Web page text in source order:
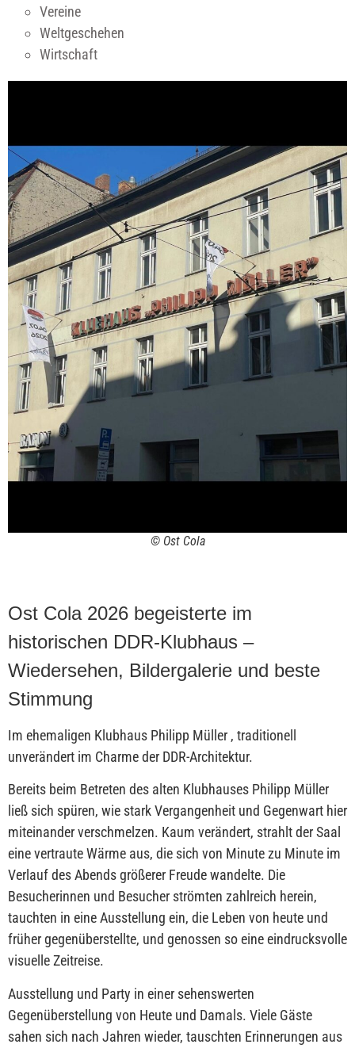
Vereine
Weltgeschehen
Wirtschaft
© Ost Cola
Ost Cola 2026 begeisterte im
historischen DDR-Klubhaus –
Wiedersehen, Bildergalerie und beste
Stimmung
Im ehemaligen Klubhaus Philipp Müller , traditionell
unverändert im Charme der DDR-Architektur.
Bereits beim Betreten des alten Klubhauses Philipp Müller
ließ sich spüren, wie stark Vergangenheit und Gegenwart hier
miteinander verschmelzen. Kaum verändert, strahlt der Saal
eine vertraute Wärme aus, die sich von Minute zu Minute im
Verlauf des Abends größerer Freude wandelte. Die
Besucherinnen und Besucher strömten zahlreich herein,
tauchten in eine Ausstellung ein, die Leben von heute und
früher gegenüberstellte, und genossen so eine eindrucksvolle
visuelle Zeitreise.
Ausstellung und Party in einer sehenswerten
Gegenüberstellung von Heute und Damals. Viele Gäste
sahen sich nach Jahren wieder, tauschten Erinnerungen aus